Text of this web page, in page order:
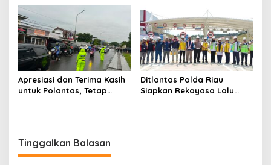
Kobarkan Semangat Merah
Putih Hadirkan Kepedulian
Nyata untuk Negeri
Program Pemutihan
Apresiasi dan Terima Kasih
untuk Polantas, Tetap
Ditlantas Polda Riau
Siapkan Rekayasa Lalu
Tinggalkan Balasan